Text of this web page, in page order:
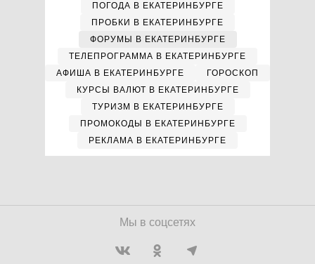
ПОГОДА В ЕКАТЕРИНБУРГЕ
ПРОБКИ В ЕКАТЕРИНБУРГЕ
ФОРУМЫ В ЕКАТЕРИНБУРГЕ
ТЕЛЕПРОГРАММА В ЕКАТЕРИНБУРГЕ
АФИША В ЕКАТЕРИНБУРГЕ
ГОРОСКОП
КУРСЫ ВАЛЮТ В ЕКАТЕРИНБУРГЕ
ТУРИЗМ В ЕКАТЕРИНБУРГЕ
ПРОМОКОДЫ В ЕКАТЕРИНБУРГЕ
РЕКЛАМА В ЕКАТЕРИНБУРГЕ
Мы в соцсетях